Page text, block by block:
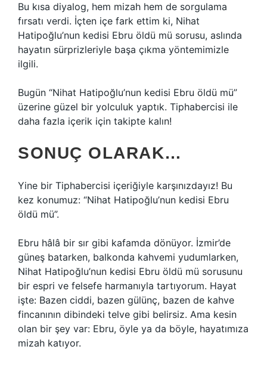
Bu kısa diyalog, hem mizah hem de sorgulama
fırsatı verdi. İçten içe fark ettim ki, Nihat
Hatipoğlu’nun kedisi Ebru öldü mü sorusu, aslında
hayatın sürprizleriyle başa çıkma yöntemimizle
ilgili.
Bugün “Nihat Hatipoğlu’nun kedisi Ebru öldü mü”
üzerine güzel bir yolculuk yaptık. Tiphabercisi ile
daha fazla içerik için takipte kalın!
SONUÇ OLARAK…
Yine bir Tiphabercisi içeriğiyle karşınızdayız! Bu
kez konumuz: “Nihat Hatipoğlu’nun kedisi Ebru
öldü mü”.
Ebru hâlâ bir sır gibi kafamda dönüyor. İzmir’de
güneş batarken, balkonda kahvemi yudumlarken,
Nihat Hatipoğlu’nun kedisi Ebru öldü mü sorusunu
bir espri ve felsefe harmanıyla tartıyorum. Hayat
işte: Bazen ciddi, bazen gülünç, bazen de kahve
fincanının dibindeki telve gibi belirsiz. Ama kesin
olan bir şey var: Ebru, öyle ya da böyle, hayatımıza
mizah katıyor.